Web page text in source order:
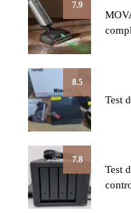
7.9
8.5
Test
7.8
Test